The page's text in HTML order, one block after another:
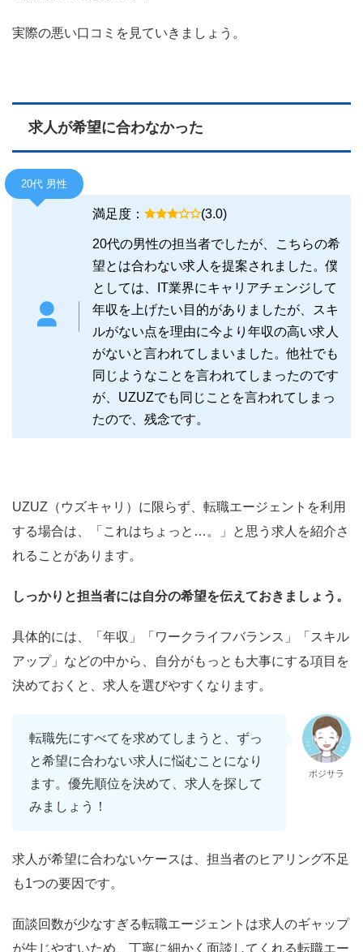
実際の悪い口コミを見ていきましょう。
求人が希望に合わなかった
20代 男性
満足度： (3.0)
20代の男性の担当者でしたが、こちらの希
望とは合わない求人を提案されました。僕
としては、IT業界にキャリアチェンジして
年収を上げたい目的がありましたが、スキ
ルがない点を理由に今より年収の高い求人
がないと言われてしまいました。他社でも
同じようなことを言われてしまったのです
が、UZUZでも同じことを言われてしまっ
たので、残念です。
UZUZ（ウズキャリ）に限らず、転職エージェントを利用
する場合は、「これはちょっと…。」と思う求人を紹介さ
れることがあります。
しっかりと担当者には自分の希望を伝えておきましょう。
具体的には、「年収」「ワークライフバランス」「スキル
アップ」などの中から、自分がもっとも大事にする項目を
決めておくと、求人を選びやすくなります。
転職先にすべてを求めてしまうと、ずっ
と希望に合わない求人に悩むことになり
ます。優先順位を決めて、求人を探して
みましょう！
ポジサラ
求人が希望に合わないケースは、担当者のヒアリング不足
も1つの要因です。
面談回数が少なすぎる転職エージェントは求人のギャップ
が生じやすいため、丁寧に細かく面談してくれる転職エー